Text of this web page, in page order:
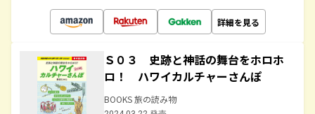
詳細を見る
Ｓ０３ 史跡と神話の舞台をホロホ
ロ！ ハワイカルチャーさんぽ
BOOKS 旅の読み物